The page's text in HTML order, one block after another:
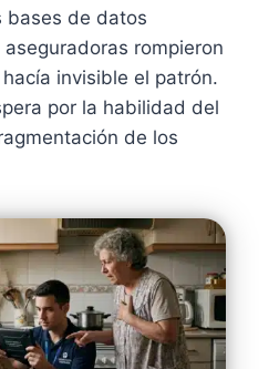
bases de datos
rompieron
invisible el patrón.
por la habilidad del
de los